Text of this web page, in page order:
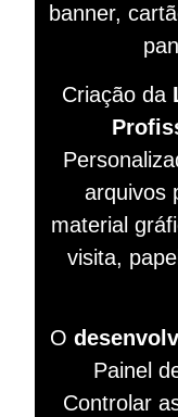
banner,
Criação da
arquivos
material
visita,
O
Painel
Controlar